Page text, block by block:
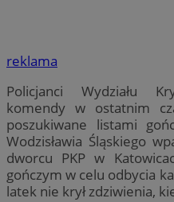
reklama
Policjanci Wydziału
komendy w ostatnim
poszukiwane listami
Wodzisławia Śląskiego
dworcu PKP w
gończym w celu odbycia
latek nie krył zdziwienia,